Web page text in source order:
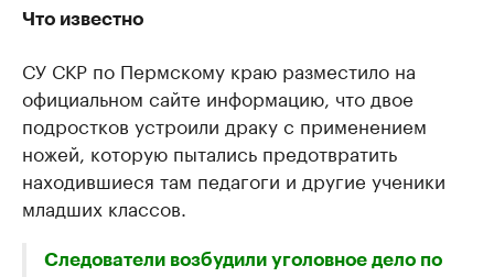
Что известно
СУ СКР по Пермскому краю разместило на
официальном сайте информацию, что двое
подростков устроили драку с применением
ножей, которую пытались предотвратить
находившиеся там педагоги и другие ученики
младших классов.
Следователи возбудили уголовное дело по